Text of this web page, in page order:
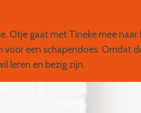
Otje gaat met Tineke mee naar
voor een schapendoes. Omdat
leren en bezig zijn.